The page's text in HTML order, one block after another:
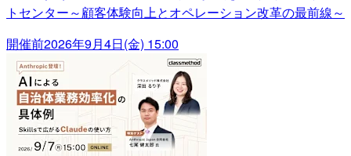
トセンター～顧客体験向上とオペレーション改革の最前線～
開催前2026年9月4日(金) 15:00